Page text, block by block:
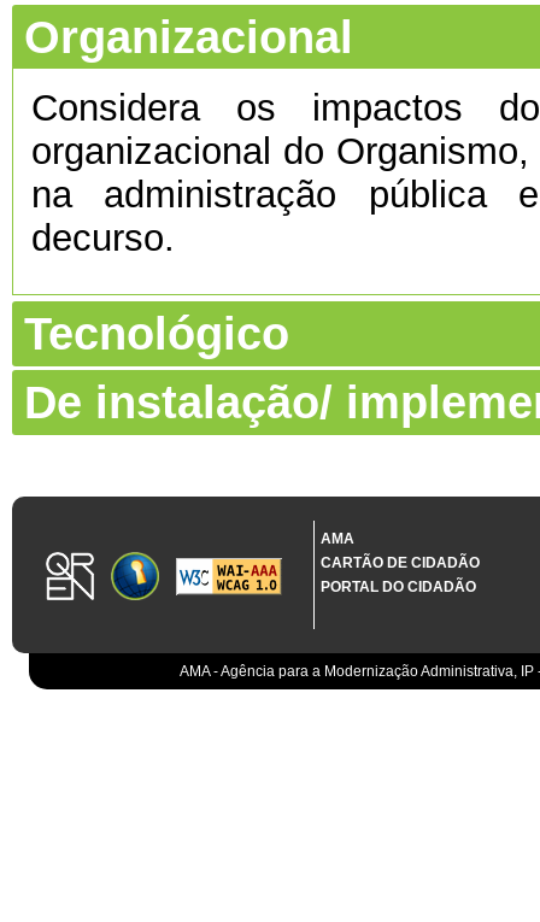
Organizacional
Considera os impactos
organizacional do
na administração pública
decurso.
Tecnológico
De instalação/
AMA
CARTÃO DE CIDADÃO
PORTAL DO CIDADÃO
AMA - Agência para a Modernização Administrativa,